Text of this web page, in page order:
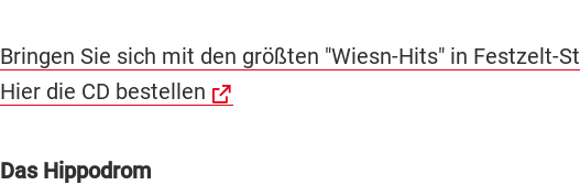
Bringen Sie sich mit den größten "Wiesn-Hits" in Festzelt-
Hier die CD bestellen
Das Hippodrom